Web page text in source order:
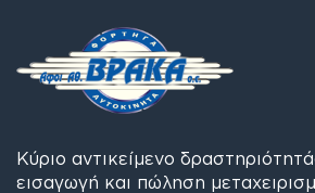
Κύριο αντικείμενο
εισαγωγή και πώληση